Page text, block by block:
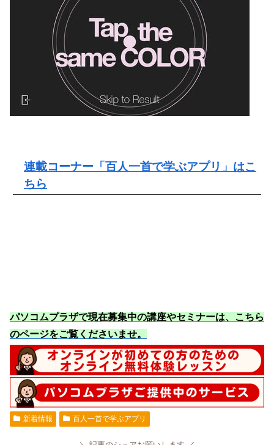
連載コーナー「百人一首で学ぶアプリ」はこ
ちら
パソコムプラザで現在募集中の講座やセミナーは、こちら
のページをご覧くださいませ。
新着情報 百人一首で学ぶアプリ